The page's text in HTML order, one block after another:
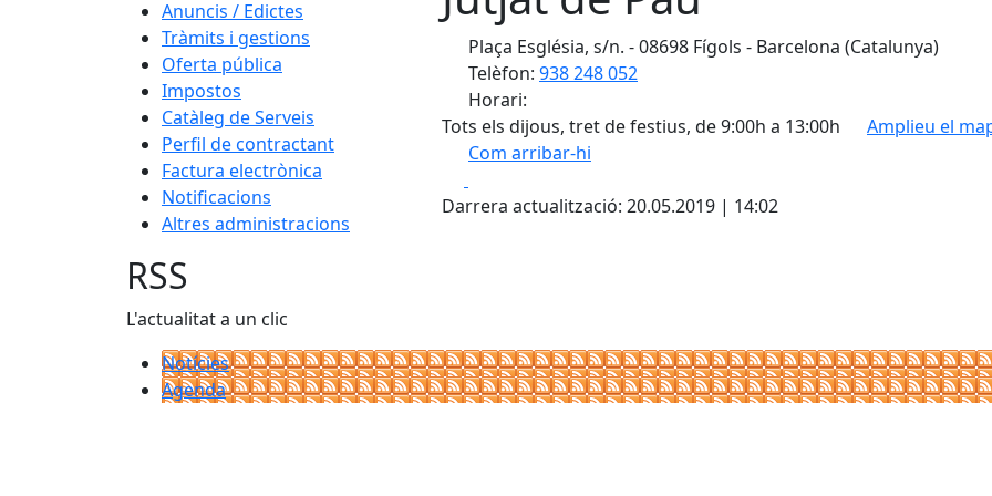
Anuncis / Edictes
Tràmits i gestions
Oferta pública
Impostos
Catàleg de Serveis
Perfil de contractant
Factura electrònica
Notificacions
Altres administracions
Plaça Església, s/n. - 08698 Fígols - Barcelona (Catalunya)
Telèfon: 938 248 052
Horari:
Tots els dijous, tret de festius, de 9:00h a 13:00h
Amplieu el
Com arribar-hi
+
Darrera actualització: 20.05.2019 | 14:02
RSS
L'actualitat a un clic
Notícies
Agenda